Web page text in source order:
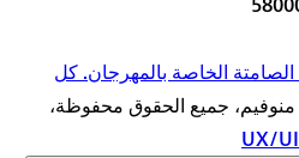
الخاصة بالمهرجان. كل
منوفيم، جميع الحقوق محفوظة،
UX/